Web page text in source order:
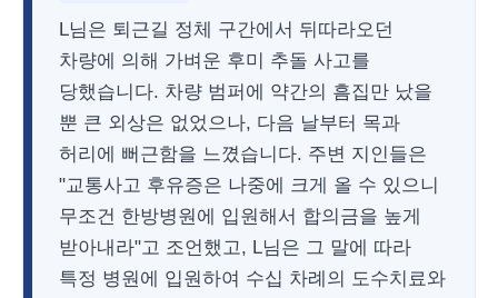
L님은 퇴근길 정체 구간에서 뒤따라오던
차량에 의해 가벼운 후미 추돌 사고를
당했습니다. 차량 범퍼에 약간의 흠집만 났을
뿐 큰 외상은 없었으나, 다음 날부터 목과
허리에 뻐근함을 느꼈습니다. 주변 지인들은
"교통사고 후유증은 나중에 크게 올 수 있으니
무조건 한방병원에 입원해서 합의금을 높게
받아내라"고 조언했고, L님은 그 말에 따라
특정 병원에 입원하여 수십 차례의 도수치료와